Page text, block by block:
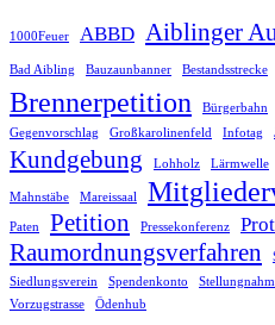
1000Feuer ABBD Aiblinger
Bad Aibling Bauzaunbanner Bestandsstrecke
Brennerpetition
Bürgerbahn
Gegenvorschlag
Großkarolinenfeld Infotag
Kundgebung Lohholz Lärmwelle
Mahnstäbe Mareissaal
Paten Petition Pressekonferenz
Raumordnungsverfahren
Siedlungsverein
Spendenkonto
Vorzugstrasse
Ödenhub